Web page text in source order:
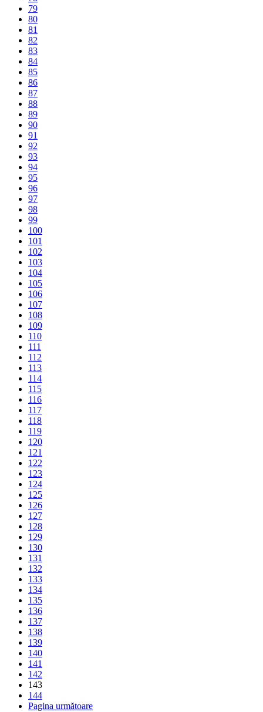
79
80
81
82
83
84
85
86
87
88
89
90
91
92
93
94
95
96
97
98
99
100
101
102
103
104
105
106
107
108
109
110
111
112
113
114
115
116
117
118
119
120
121
122
123
124
125
126
127
128
129
130
131
132
133
134
135
136
137
138
139
140
141
142
143
144
Pagina următoare